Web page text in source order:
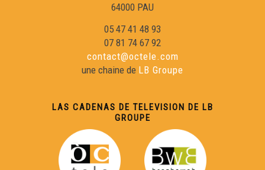
En Gaouach : La Mau Maridèia
Duo Peuch-Deltheil 01 : Valse à Marie
Manufacture Verbale (1)
Luc Aussibal
64000 PAU
05 47 41 48 93
07 81 74 67 92
contact@octele.com
une chaine de LB Groupe
LAS CADENAS DE TELEVISION DE LB
GROUPE